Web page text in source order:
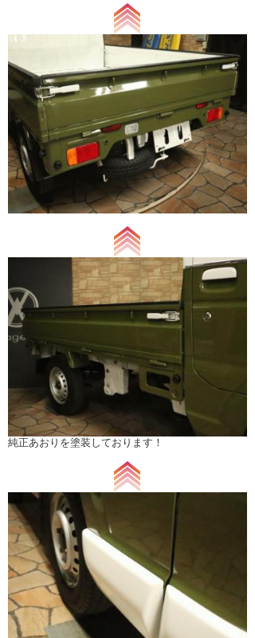
純正あおりを塗装しております！